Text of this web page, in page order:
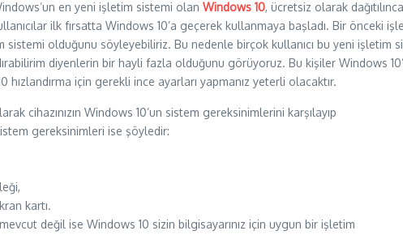
en yeni işletim sistemi olan Windows 10, ücretsiz olarak
ilk fırsatta Windows 10’a geçerek kullanmaya başladı. Bir önceki
sistemi olduğunu söyleyebiliriz. Bu nedenle birçok kullanıcı bu yeni işletim
diyenlerin bir hayli fazla olduğunu görüyoruz. Bu kişiler Windows
için gerekli ince ayarları yapmanız yeterli olacaktır.
cihazınızın Windows 10’un sistem gereksinimlerini karşılayıp
gereksinimleri ise şöyledir:
kartı.
değil ise Windows 10 sizin bilgisayarınız için uygun bir işletim